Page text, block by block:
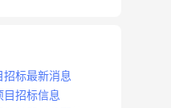
招标最新消息
目招标信息